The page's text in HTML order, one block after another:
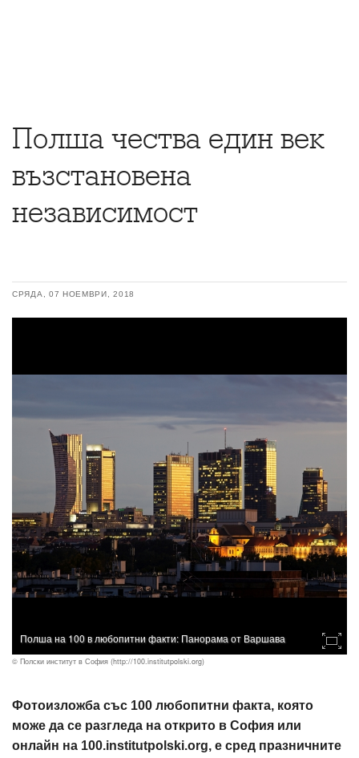
Полша чества един век
възстановена
независимост
СРЯДА, 07 НОЕМВРИ, 2018
Полша на 100 в любопитни факти: Панорама от Варшава
© Полски институт в София (http://100.institutpolski.org)
Фотоизложба със 100 любопитни факта, която
може да се разгледа на открито в София или
онлайн на 100.institutpolski.org, е сред празничните